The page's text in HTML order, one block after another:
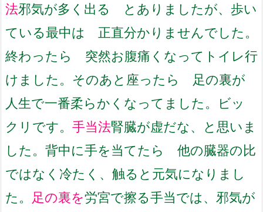
法邪気が多く出る とありましたが、 歩い
ている最中は 正直分かりませんでした。
終わったら 突然お腹痛くなってトイレ行
けました。 そのあと座ったら 足の裏が
人生で一番柔らかくなってました。
ビッ
クリです。 手当法腎臓が虚だな、と思いま
した。 背中に手を当てたら 他の臓器の比
ではなく冷たく、 触ると元気になりまし
た。
足の裏を労宮で擦る手当では、 邪気が